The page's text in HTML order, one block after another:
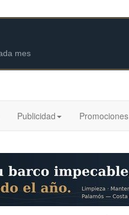
Publicidad Promociones